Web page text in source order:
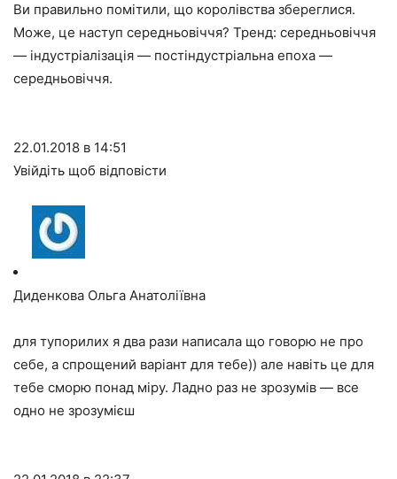
Ви правильно помітили, що королівства збереглися.
Може, це наступ середньовіччя? Тренд: середньовіччя
— індустріалізація — постіндустріальна епоха —
середньовіччя.
22.01.2018 в 14:51
Увійдіть щоб відповісти
Диденкова Ольга Анатоліївна
для тупорилих я два рази написала що говорю не про
себе, а спрощений варіант для тебе)) але навіть це для
тебе сморю понад міру. Ладно раз не зрозумів — все
одно не зрозумієш